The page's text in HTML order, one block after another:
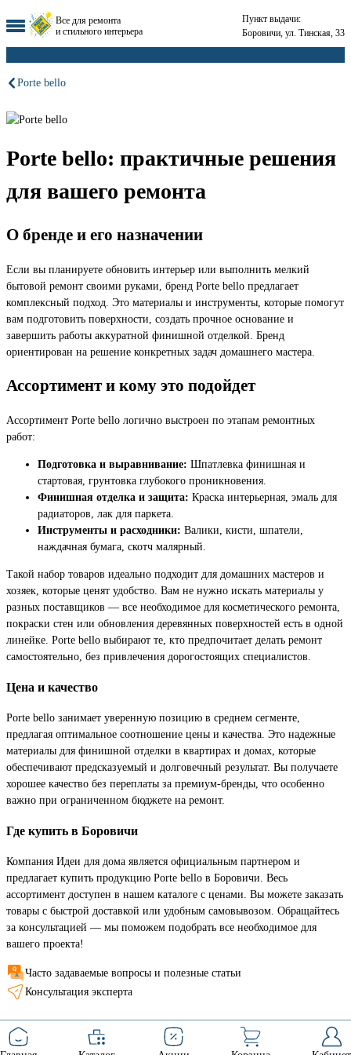
Все для ремонта
и стильного интерьера
Пункт выдачи:
Боровичи, ул. Тинская, 33
Porte bello
Porte bello: практичные решения
для вашего ремонта
О бренде и его назначении
Если вы планируете обновить интерьер или выполнить мелкий
бытовой ремонт своими руками, бренд Porte bello предлагает
комплексный подход. Это материалы и инструменты, которые помогут
вам подготовить поверхности, создать прочное основание и
завершить работы аккуратной финишной отделкой. Бренд
ориентирован на решение конкретных задач домашнего мастера.
Ассортимент и кому это подойдет
Ассортимент Porte bello логично выстроен по этапам ремонтных
работ:
Подготовка и выравнивание: Шпатлевка финишная и
стартовая, грунтовка глубокого проникновения.
Финишная отделка и защита: Краска интерьерная, эмаль для
радиаторов, лак для паркета.
Инструменты и расходники: Валики, кисти, шпатели,
наждачная бумага, скотч малярный.
Такой набор товаров идеально подходит для домашних мастеров и
хозяек, которые ценят удобство. Вам не нужно искать материалы у
разных поставщиков — все необходимое для косметического ремонта,
покраски стен или обновления деревянных поверхностей есть в одной
линейке. Porte bello выбирают те, кто предпочитает делать ремонт
самостоятельно, без привлечения дорогостоящих специалистов.
Цена и качество
Porte bello занимает уверенную позицию в среднем сегменте,
предлагая оптимальное соотношение цены и качества. Это надежные
материалы для финишной отделки в квартирах и домах, которые
обеспечивают предсказуемый и долговечный результат. Вы получаете
хорошее качество без переплаты за премиум-бренды, что особенно
важно при ограниченном бюджете на ремонт.
Где купить в Боровичи
Компания Идеи для дома является официальным партнером и
предлагает купить продукцию Porte bello в Боровичи. Весь
ассортимент доступен в нашем каталоге с ценами. Вы можете заказать
товары с быстрой доставкой или удобным самовывозом. Обращайтесь
за консультацией — мы поможем подобрать все необходимое для
вашего проекта!
Часто задаваемые вопросы и полезные статьи
Консультация эксперта